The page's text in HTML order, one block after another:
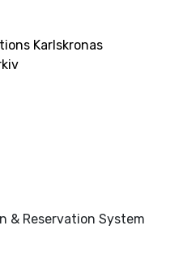
Karlskronas
& Reservation System